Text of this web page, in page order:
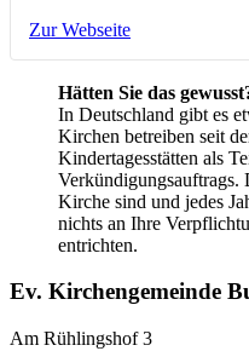
Zur Webseite
Hätten Sie das
In Deutschland gibt es
Kirchen betreiben seit
Kindertagesstätten als
Verkündigungsauftrags.
Kirche sind und jedes
nichts an Ihre
entrichten.
Ev. Kirchengemeinde
Am Rühlingshof 3